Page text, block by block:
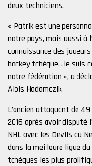
deux techniciens.
« Patrik est une
notre pays, mais aussi à
connaissance des
hockey tchèque. Je suis
notre fédération », a
Alois Hadamczik.
L’ancien attaquant de
2016 après avoir disputé
NHL avec les Devils du
dans la meilleure ligue du
tchèques les plus